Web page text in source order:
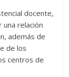
docente,
relación
además de
de los
centros de